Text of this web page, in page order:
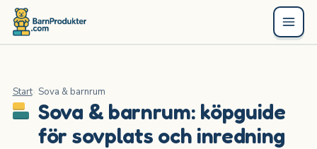
Start Sova & barnrum
Sova & barnrum: köpguide
för sovplats och inredning